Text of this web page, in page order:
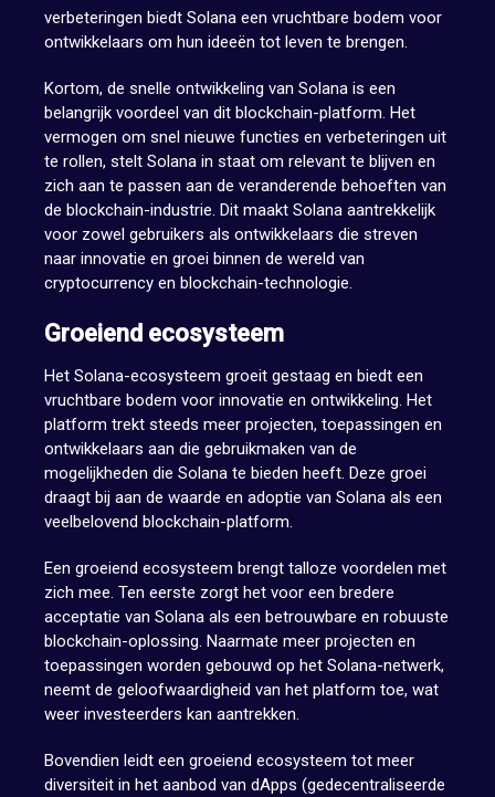
verbeteringen biedt Solana een vruchtbare bodem voor
ontwikkelaars om hun ideeën tot leven te brengen.
Kortom, de snelle ontwikkeling van Solana is een
belangrijk voordeel van dit blockchain-platform. Het
vermogen om snel nieuwe functies en verbeteringen uit
te rollen, stelt Solana in staat om relevant te blijven en
zich aan te passen aan de veranderende behoeften van
de blockchain-industrie. Dit maakt Solana aantrekkelijk
voor zowel gebruikers als ontwikkelaars die streven
naar innovatie en groei binnen de wereld van
cryptocurrency en blockchain-technologie.
Groeiend ecosysteem
Het Solana-ecosysteem groeit gestaag en biedt een
vruchtbare bodem voor innovatie en ontwikkeling. Het
platform trekt steeds meer projecten, toepassingen en
ontwikkelaars aan die gebruikmaken van de
mogelijkheden die Solana te bieden heeft. Deze groei
draagt bij aan de waarde en adoptie van Solana als een
veelbelovend blockchain-platform.
Een groeiend ecosysteem brengt talloze voordelen met
zich mee. Ten eerste zorgt het voor een bredere
acceptatie van Solana als een betrouwbare en robuuste
blockchain-oplossing. Naarmate meer projecten en
toepassingen worden gebouwd op het Solana-netwerk,
neemt de geloofwaardigheid van het platform toe, wat
weer investeerders kan aantrekken.
Bovendien leidt een groeiend ecosysteem tot meer
diversiteit in het aanbod van dApps (gedecentraliseerde